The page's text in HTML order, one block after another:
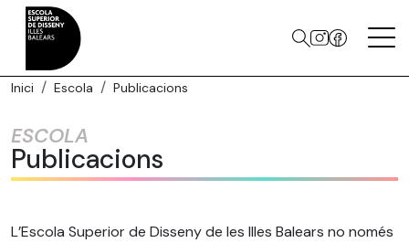
Inici Escola Publicacions
ESCOLA
Publicacions
L’Escola Superior de Disseny de les Illes Balears no només